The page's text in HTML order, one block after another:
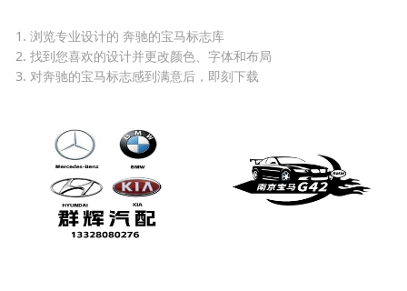
1. 浏览专业设计的 奔驰的宝马标志库
2. 找到您喜欢的设计并更改颜色、字体和布局
3. 对奔驰的宝马标志感到满意后，即刻下载